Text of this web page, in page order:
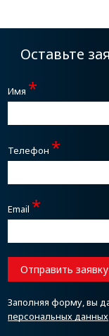
Оставьте
Имя *
Телефон *
Email *
Отправить заявку
Заполняя форму, вы
персональных данных